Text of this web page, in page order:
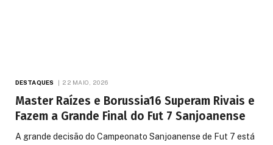
DESTAQUES 22 MAIO, 2026
Master Raízes e Borussia16 Superam Rivais e
Fazem a Grande Final do Fut 7 Sanjoanense
A grande decisão do Campeonato Sanjoanense de Fut 7 está